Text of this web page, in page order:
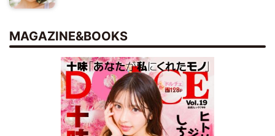
MAGAZINE&BOOKS